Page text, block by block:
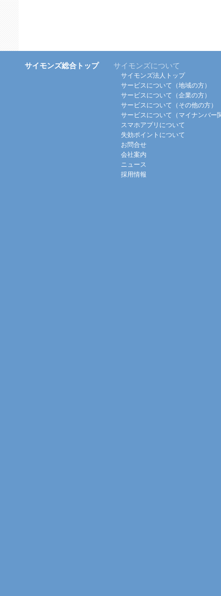
サイモンズ総合トップ サイモンズについて
サイモンズ法人トップ
サービスについて（地域の方）
サービスについて（企業の方）
サービスについて（その他の方）
サービスについて（マイナンバー
スマホアプリについて
失効ポイントについて
お問合せ
会社案内
ニュース
採用情報